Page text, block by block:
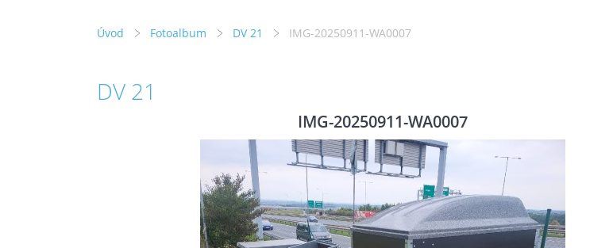
Úvod Fotoalbum DV 21 IMG-20250911-WA0007
DV 21
IMG-20250911-WA0007